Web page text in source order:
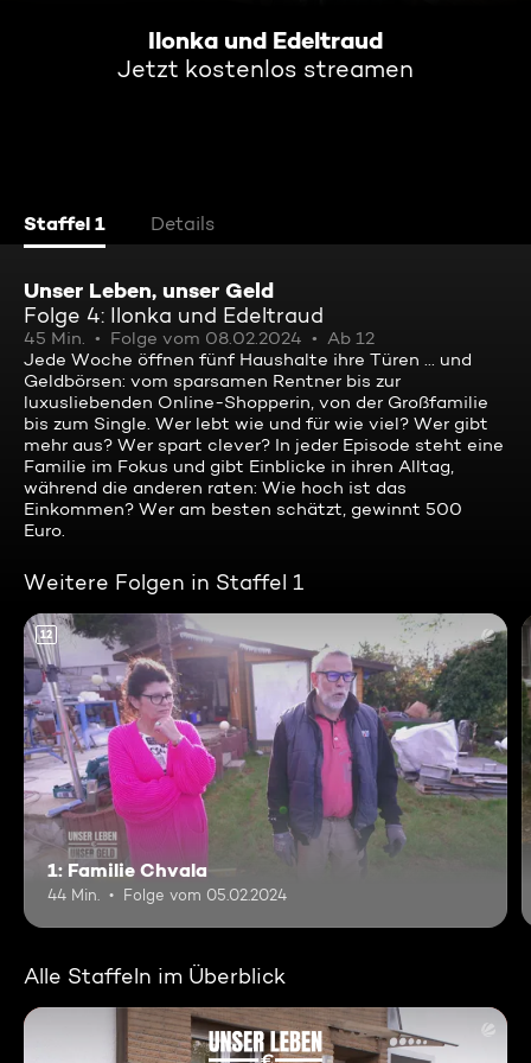
Ilonka und Edeltraud
Jetzt kostenlos streamen
Staffel 1 Details
Unser Leben, unser Geld
Folge 4: Ilonka und Edeltraud
45 Min. Folge vom 08.02.2024
Ab 12
Jede Woche öffnen fünf Haushalte ihre Türen ... und
Geldbörsen: vom sparsamen Rentner bis zur
luxusliebenden Online-Shopperin, von der Großfamilie
bis zum Single. Wer lebt wie und für wie viel? Wer gibt
mehr aus? Wer spart clever? In jeder Episode steht eine
Familie im Fokus und gibt Einblicke in ihren Alltag,
während die anderen raten: Wie hoch ist das
Einkommen? Wer am besten schätzt, gewinnt 500
Euro.
Weitere Folgen in Staffel 1
12
1: Familie Chvala
44 Min. Folge vom 05.02.2024
Alle Staffeln im Überblick